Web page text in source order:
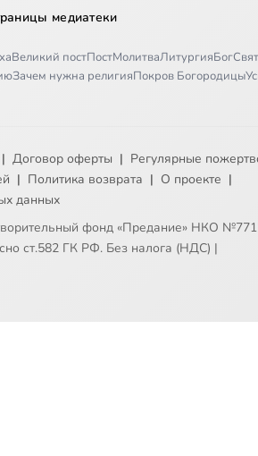
медиатеки
Великий постПостМолитваЛитургияБог
Зачем нужна религияПокров Богородицы
| Договор оферты | Регулярные
| Политика возврата | О проекте |
данных
фонд «Предание» НКО
ст.582 ГК РФ. Без налога (НДС) |